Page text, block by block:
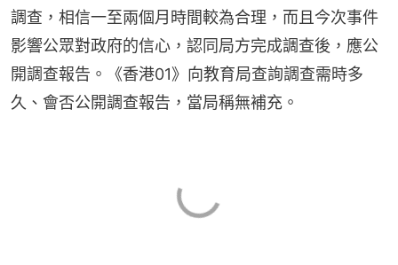
調查，相信一至兩個月時間較為合理，而且今次事件
影響公眾對政府的信心，認同局方完成調查後，應公
開調查報告。《香港01》向教育局查詢調查需時多
久、會否公開調查報告，當局稱無補充。